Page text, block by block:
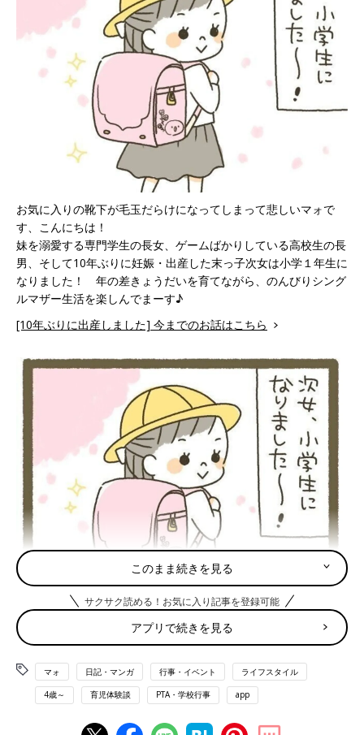
お気に入りの靴下が毛玉だらけになってしまって悲しいマォで
す、こんにちは！
妹を溺愛する専門学生の長女、ゲームばかりしている高校生の長
男、そして10年ぶりに妊娠・出産した末っ子次女は小学１年生に
なりました！ 年の差きょうだいを育てながら、のんびりシング
ルマザー生活を楽しんでまーす♪
[10年ぶりに出産しました] 今までのお話はこちら
このまま続きを見る
サクサク読める！お気に入り記事を登録可能
アプリで続きを見る
マォ 日記・マンガ 行事・イベント ライフスタイル
4歳～ 育児体験談 PTA・学校行事 app